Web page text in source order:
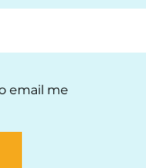
email me